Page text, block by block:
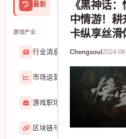
最新
游戏产业
行业消息 174906
市场运营
游戏职场
区块链与游戏467
《黑神话
中情游！耕
卡纵享丝滑
Chengsoul 2024-